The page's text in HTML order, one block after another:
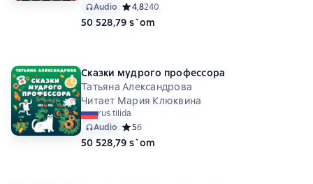
Audio Средний рейтинг 4,8 на основе 240 оценок
4,8240
50 528,79 s`om
Сказки мудрого профессора
Татьяна Александрова
Читает Мария Клюквина
rus tilida
Audio Средний рейтинг 5 на основе 6 оценок
56
50 528,79 s`om